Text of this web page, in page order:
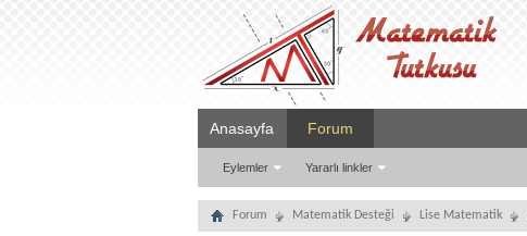
Anasayfa Forum
Eylemler Yararlı linkler
Forum Matematik Desteği Lise Matematik